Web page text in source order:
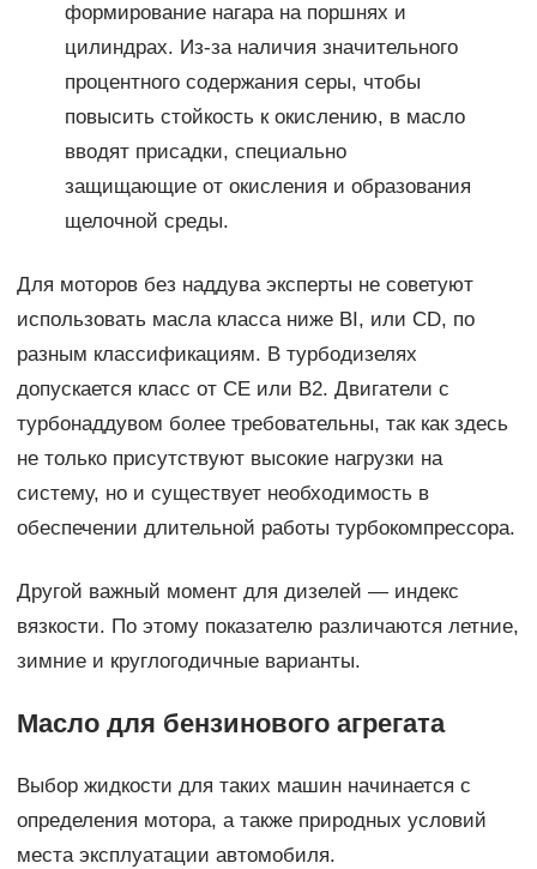
формирование нагара на поршнях и
цилиндрах. Из-за наличия значительного
процентного содержания серы, чтобы
повысить стойкость к окислению, в масло
вводят присадки, специально
защищающие от окисления и образования
щелочной среды.
Для моторов без наддува эксперты не советуют
использовать масла класса ниже BI, или CD, по
разным классификациям. В турбодизелях
допускается класс от CE или B2. Двигатели с
турбонаддувом более требовательны, так как здесь
не только присутствуют высокие нагрузки на
систему, но и существует необходимость в
обеспечении длительной работы турбокомпрессора.
Другой важный момент для дизелей — индекс
вязкости. По этому показателю различаются летние,
зимние и круглогодичные варианты.
Масло для бензинового агрегата
Выбор жидкости для таких машин начинается с
определения мотора, а также природных условий
места эксплуатации автомобиля.